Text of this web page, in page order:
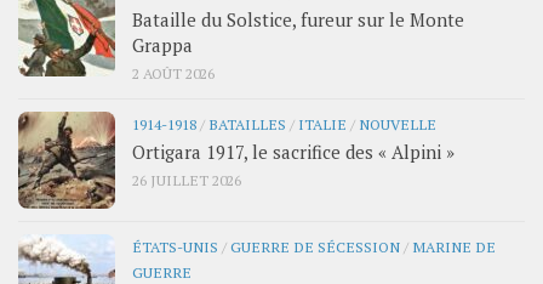
Bataille du Solstice, fureur sur le Monte
Grappa
2 AOÛT 2026
1914-1918 / BATAILLES / ITALIE / NOUVELLE
Ortigara 1917, le sacrifice des « Alpini »
26 JUILLET 2026
ÉTATS-UNIS /GUERRE DE SÉCESSION / MARINE DE
GUERRE